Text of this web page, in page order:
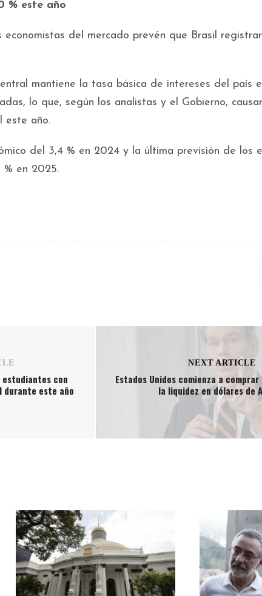
% este año
economistas del mercado prevén que Brasil
mantiene la tasa básica de intereses del país
lo que, según los analistas y el Gobierno,
este año.
del 3,4 % en 2024 y la última previsión de los
% en 2025.
estudiantes con
durante este año
NEXT ARTICLE
Estados Unidos comienza a
la liquidez en dólares de